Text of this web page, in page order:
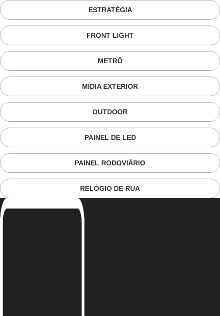
ESTRATÉGIA
FRONT LIGHT
METRÔ
MÍDIA EXTERIOR
OUTDOOR
PAINEL DE LED
PAINEL RODOVIÁRIO
RELÓGIO DE RUA